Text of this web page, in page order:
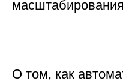
О том, как